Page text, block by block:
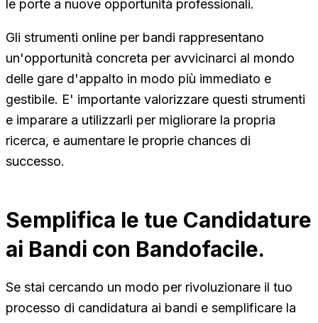
le porte a nuove opportunità professionali.
Gli strumenti online per bandi rappresentano
un'opportunità concreta per avvicinarci al mondo
delle gare d'appalto in modo più immediato e
gestibile. E' importante valorizzare questi strumenti
e imparare a utilizzarli per migliorare la propria
ricerca, e aumentare le proprie chances di
successo.
Semplifica le tue Candidature
ai Bandi con Bandofacile.
Se stai cercando un modo per rivoluzionare il tuo
processo di candidatura ai bandi e semplificare la